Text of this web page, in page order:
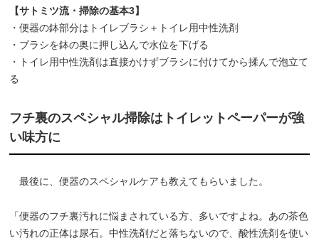
【サトミツ流・掃除の基本3】
・便器の鉢部分はトイレブラシ＋トイレ用中性洗剤
・ブラシを鉢の奥に押し込んで水位を下げる
・トイレ用中性洗剤は直接かけずブラシに付けてから揉んで泡立て
る
フチ裏のスペシャル掃除はトイレットペーパーが強
い味方に
最後に、便器のスペシャルケアも教えてもらいました。
「便器のフチ裏汚れに悩まされている方、多いですよね。あの茶色
い汚れの正体は尿石。中性洗剤だと落ちないので、酸性洗剤を使い